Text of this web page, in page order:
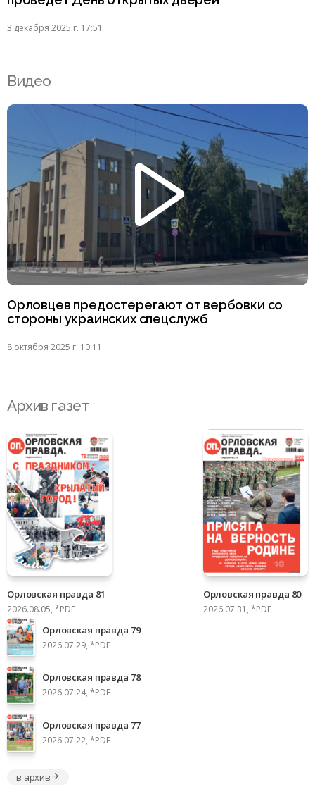
3 декабря 2025 г. 17:51
Видео
Орловцев предостерегают от вербовки со
стороны украинских спецслужб
8 октября 2025 г. 10:11
Архив газет
Орловская правда 81
2026.08.05, *PDF
Орловская правда 80
2026.07.31, *PDF
Орловская правда 79
2026.07.29, *PDF
Орловская правда 78
2026.07.24, *PDF
Орловская правда 77
2026.07.22, *PDF
в архив